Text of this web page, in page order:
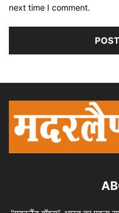
next time I comment.